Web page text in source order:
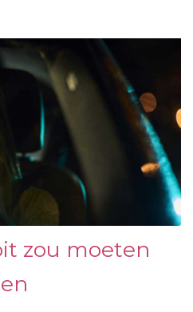
zou moeten